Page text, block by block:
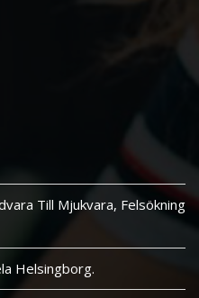
Till Mjukvara, Felsökning
Helsingborg.